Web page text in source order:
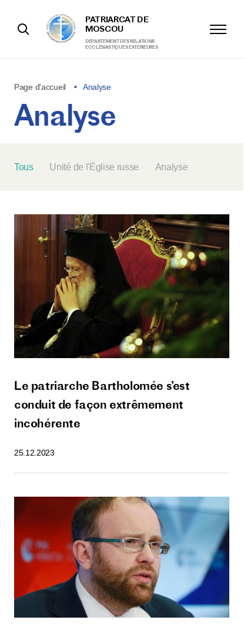
PATRIARCAT DE
MOSCOU
DÉPARTEMENT DES RELATIONS
ECCLÉSIASTIQUES EXTÉRIEURES
Page d'accueil Analyse
Analyse
Tous Unité de l'Église russe Analyse
Le patriarche Bartholomée s’est
conduit de façon extrêmement
incohérente
25.12.2023